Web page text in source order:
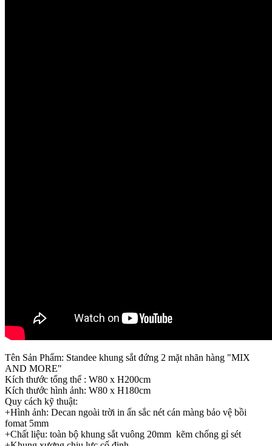
Tên Sản Phẩm: Standee khung sắt đứng 2 mặt nhãn hàng "MIX
AND MORE"
Kích thước tổng thể : W80 x H200cm
Kích thước hình ảnh: W80 x H180cm
Quy cách kỹ thuật:
+Hình ảnh: Decan ngoài trời in ấn sắc nét cán màng bảo vệ bồi
fomat 5mm
+Chất liệu: toàn bộ khung sắt vuông 20mm kẽm chống gỉ sét